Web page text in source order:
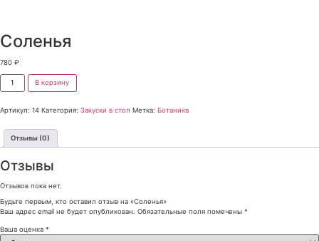
Соленья
780 ₽
В корзину
Артикул: 14 Категория: Закуски в стол Метка: Ботаника
Отзывы (0)
Отзывы
Отзывов пока нет.
Будьте первым, кто оставил отзыв на «Соленья»
Ваш адрес email не будет опубликован. Обязательные поля помечены *
Ваша оценка *